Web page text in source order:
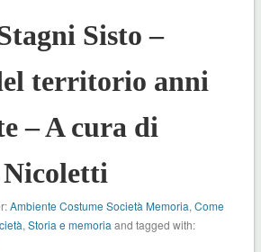
Sisto –
territorio anni
– A cura di
Ambiente Costume Società Memoria, Come
, Storia e memoria and tagged with: